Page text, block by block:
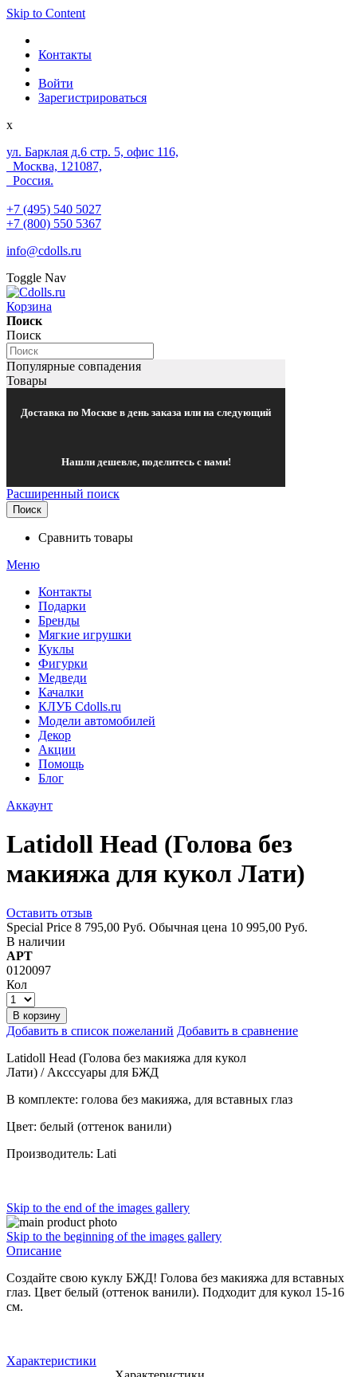
Skip to Content
Контакты
Войти
Зарегистрироваться
x
ул. Барклая д.6 стр. 5, офис 116,
Москва, 121087,
Россия.
+7 (495) 540 5027
+7 (800) 550 5367
info@cdolls.ru
Toggle Nav
Корзина
Поиск
Поиск
Популярные совпадения
Товары
Доставка по Москве в день заказа или на следующий
Нашли дешевле, поделитесь с нами!
Расширенный поиск
Поиск
Сравнить товары
Меню
Контакты
Подарки
Бренды
Мягкие игрушки
Куклы
Фигурки
Медведи
Качалки
КЛУБ Cdolls.ru
Модели автомобилей
Декор
Акции
Помощь
Блог
Аккаунт
Latidoll Head (Голова без
макияжа для кукол Лати)
Оставить отзыв
Special Price 8 795,00 Руб. Обычная цена 10 995,00 Руб.
В наличии
АРТ
0120097
Кол
В корзину
Добавить в список пожеланий Добавить в сравнение
Latidoll Head (Голова без макияжа для кукол
Лати) / Аксссуары для БЖД
В комплекте: голова без макияжа, для вставных глаз
Цвет: белый (оттенок ванили)
Производитель: Lati
Skip to the end of the images gallery
Skip to the beginning of the images gallery
Описание
Создайте свою куклу БЖД! Голова без макияжа для вставных
глаз. Цвет белый (оттенок ванили). Подходит для кукол 15-16
см.
Характеристики